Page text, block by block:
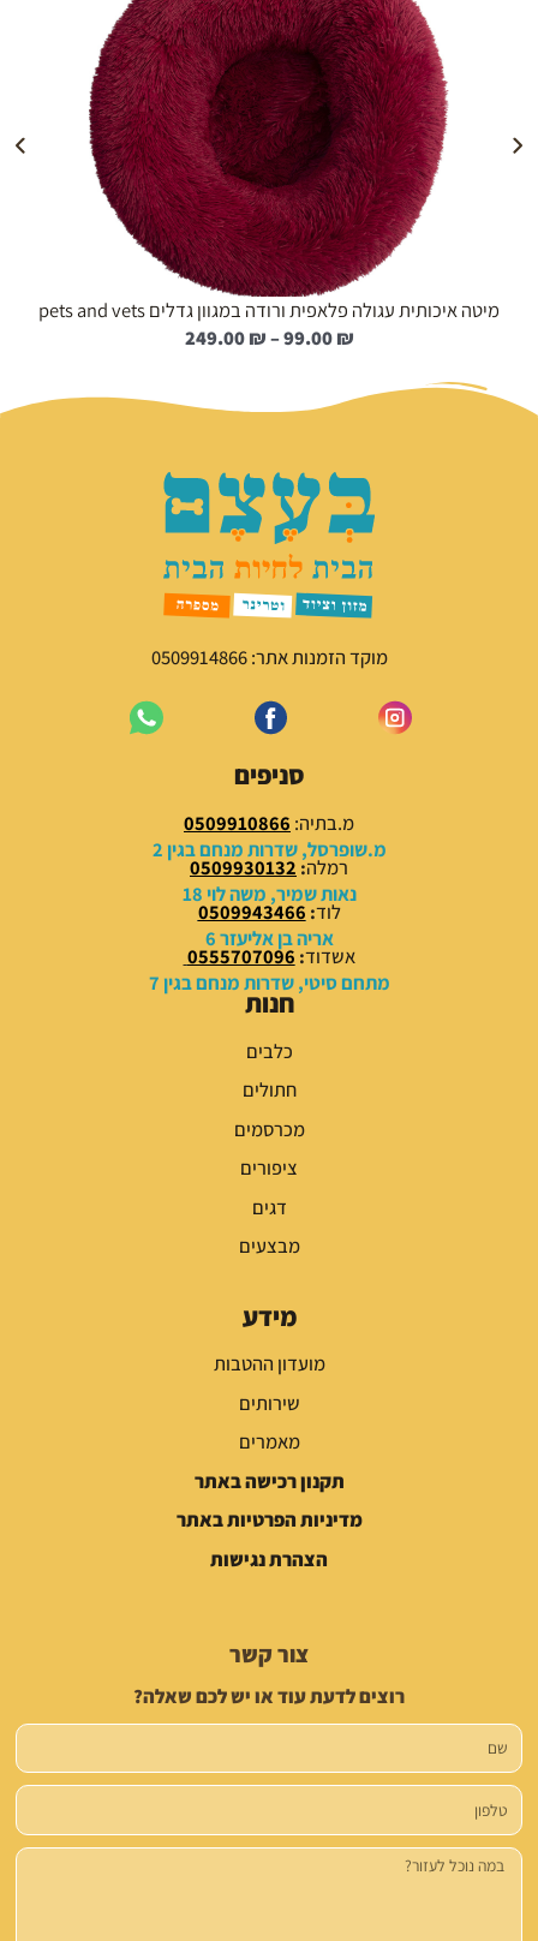
הוספה לעגלה
מיטה איכותית עגולה פלאפית ורודה במגוון גדלים pets and vets
99.00₪
–
249.00₪
ט
י
ר
ם
:
9
₪
ע
ד
4
9
מוקד הזמנות אתר: 0509914866
סניפים
מ.בתיה: 0509910866
מ.שופרסל, שדרות מנחם בגין 2
רמלה:
0509930132
נאות שמיר, משה לוי 18
לוד:
0509943466
אריה בן אליעזר 6
אשדוד:
0555707096
מתחם סיטי, שדרות מנחם בגין 7
חנות
כלבים
חתולים
מכרסמים
ציפורים
דגים
מבצעים
מידע
מועדון ההטבות
שירותים
מאמרים
תקנון רכישה באתר
מדיניות הפרטיות באתר
הצהרת נגישות
צור קשר
רוצים לדעת עוד או יש לכם שאלה?
שם
טלפון
הודעה